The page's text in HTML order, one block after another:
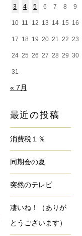
3 4 5 6 7 8 9
10 11 12 13 14 15 16
17 18 19 20 21 22 23
24 25 26 27 28 29 30
31
« 7月
最近の投稿
消費税１％
同期会の夏
突然のテレビ
凄いね！（ありが
とうございます）